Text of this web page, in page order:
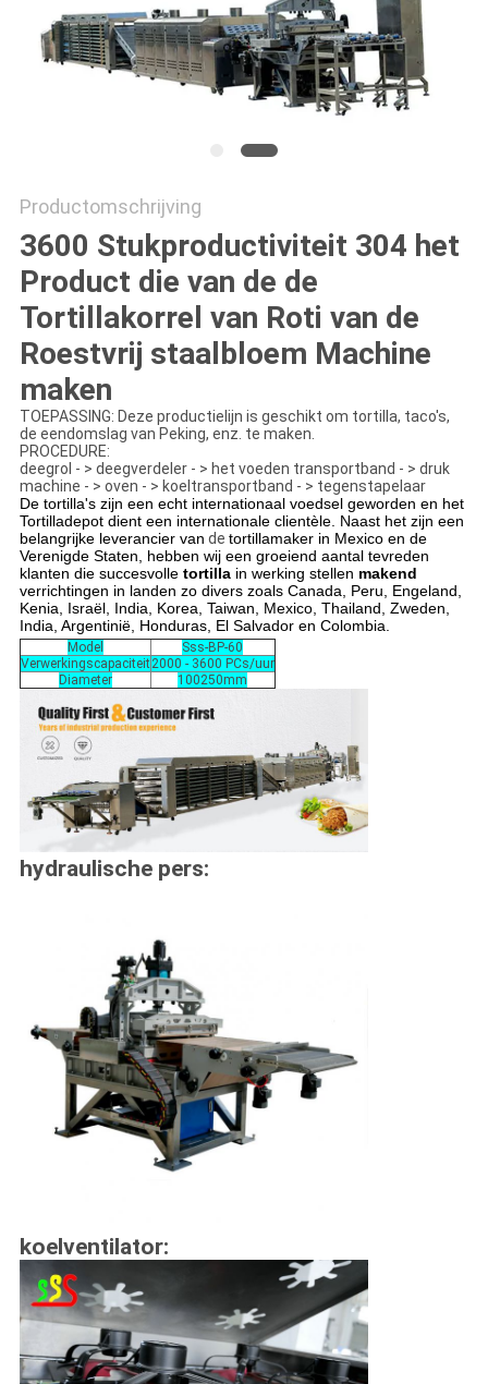
Productomschrijving
3600 Stukproductiviteit 304 het
Product die van de de
Tortillakorrel van Roti van de
Roestvrij staalbloem Machine
maken
TOEPASSING: Deze productielijn is geschikt om tortilla, taco's,
de eendomslag van Peking, enz. te maken.
PROCEDURE:
deegrol - > deegverdeler - > het voeden transportband - > druk
machine - > oven - > koeltransportband - > tegenstapelaar
De tortilla's zijn een echt internationaal voedsel geworden en het
Tortilladepot dient een internationale clientèle. Naast het zijn een
belangrijke leverancier van de tortillamaker in Mexico en de
Verenigde Staten, hebben wij een groeiend aantal tevreden
klanten die succesvolle tortillain werking stellen makend
verrichtingen in landen zo divers zoals Canada, Peru, Engeland,
Kenia, Israël, India, Korea, Taiwan, Mexico, Thailand, Zweden,
India, Argentinië, Honduras, El Salvador en Colombia.
Model
Sss-BP-60
Verwerkingscapaciteit2000 - 3600 PCs/uur
Diameter
100250mm
hydraulische pers:
koelventilator: